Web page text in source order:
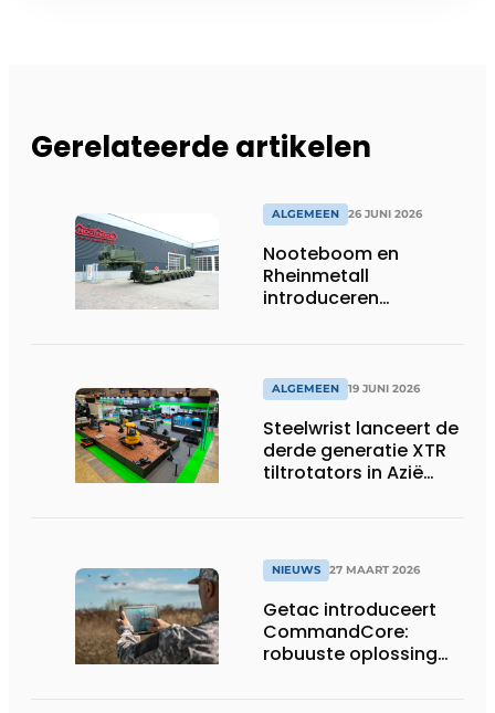
Gerelateerde artikelen
ALGEMEEN 26 JUNI 2026
Nooteboom en
Rheinmetall
introduceren
ALGEMEEN 19 JUNI 2026
Steelwrist lanceert de
derde generatie XTR
tiltrotators in Azië
NIEUWS 27 MAART 2026
Getac introduceert
CommandCore:
robuuste oplossing